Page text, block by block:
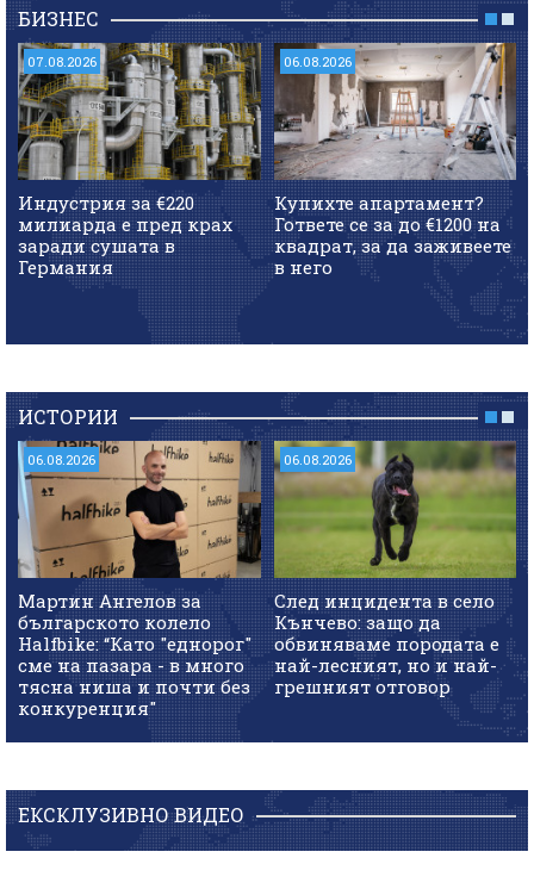
БИЗНЕС
07.08.2026
Индустрия за €220
милиарда е пред крах
заради сушата в
Германия
06.08.2026
Купихте апартамент?
Гответе се за до €1200 на
квадрат, за да заживеете
в него
ИСТОРИИ
06.08.2026
Мартин Ангелов за
българското колело
Halfbike: “Като "еднорог"
сме на пазара - в много
тясна ниша и почти без
конкуренция"
06.08.2026
След инцидента в село
Кънчево: защо да
обвиняваме породата е
най-лесният, но и най-
грешният отговор
ЕКСКЛУЗИВНО ВИДЕО